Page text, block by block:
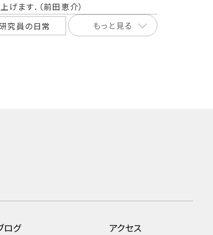
ます．（前田恵介）
究員の日常 もっと見る
ログ アクセス